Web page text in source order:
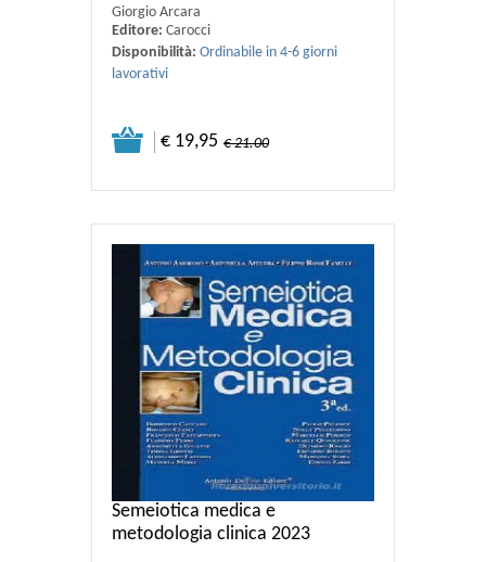
Giorgio Arcara
Editore: Carocci
Disponibilità: Ordinabile in 4-6 giorni
lavorativi
€ 19,95 € 21.00
Semeiotica medica e
metodologia clinica 2023